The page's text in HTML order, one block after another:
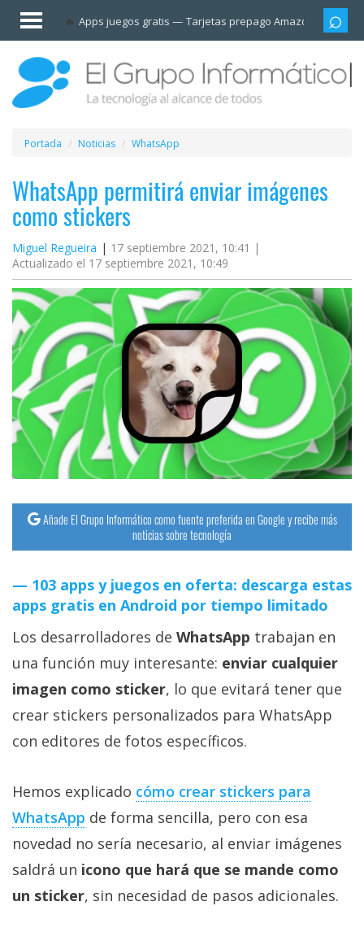
Apps juegos gratis Tarjetas prepago Amazon
Invitado
Iniciar
sesión /
Registrarse
Esenciales
Móviles
Ofertas
Apps
Redes
sociales
Plataformas
streaming
Operadores
Trucos
y
Tutoriales
Ciberseguridad
Sistemas
Profesional
+
Más
Sorteos
Foros
Contacto
Portada Noticias WhatsApp
WhatsApp permitirá enviar imágenes
como stickers
Miguel Regueira
17 septiembre 2021, 10:41 |
Actualizado el 17 septiembre 2021, 10:49
Añade El Grupo Informático como fuente preferida en Google y recibe más
noticias sobre tecnología
103 apps y juegos en oferta: descarga estas
apps gratis en Android por tiempo limitado
Los desarrolladores de WhatsApp trabajan en
una función muy interesante: enviar cualquier
imagen como sticker, lo que evitará tener que
crear stickers personalizados para WhatsApp
con editores de fotos específicos.
Hemos explicado cómo crear stickers para
WhatsApp de forma sencilla, pero con esa
novedad no sería necesario, al enviar imágenes
saldrá un icono que hará que se mande como
un sticker, sin necesidad de pasos adicionales.